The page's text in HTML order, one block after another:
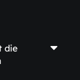
die